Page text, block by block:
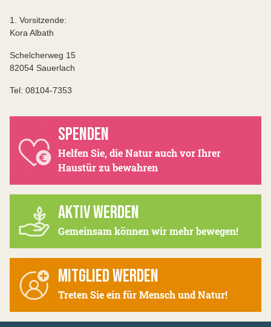
1. Vorsitzende:
Kora Albath
Schelcherweg 15
82054 Sauerlach
Tel: 08104-7353
SPENDEN
Helfen Sie, die Natur auch vor Ihrer
Haustür zu bewahren
AKTIV WERDEN
Gemeinsam können wir mehr bewegen!
MITGLIED WERDEN
Treten Sie ein für Mensch und Natur!